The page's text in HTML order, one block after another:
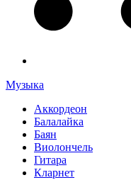
Музыка
Аккордеон
Балалайка
Баян
Виолончель
Гитара
Кларнет